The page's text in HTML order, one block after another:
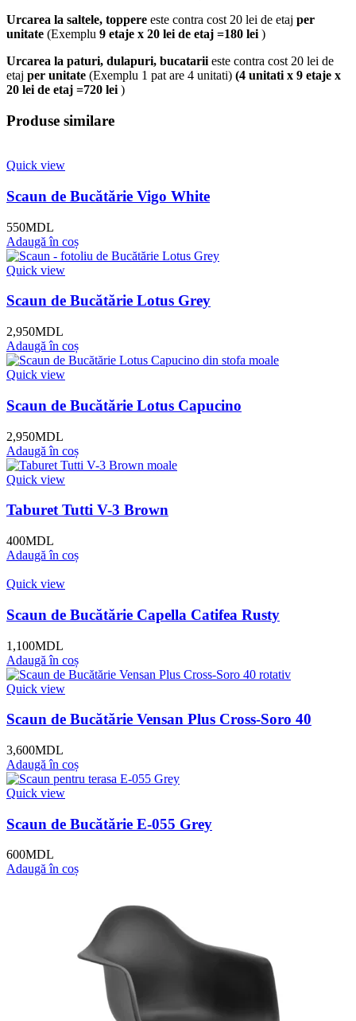
Urcarea la saltele, toppere este contra cost 20 lei de etaj per
unitate (Exemplu 9 etaje x 20 lei de etaj =180 lei )
Urcarea la paturi, dulapuri, bucatarii este contra cost 20 lei de
etaj per unitate (Exemplu 1 pat are 4 unitati) (4 unitati x 9 etaje x
20 lei de etaj =720 lei )
Produse similare
Quick view
Scaun de Bucătărie Vigo White
550MDL
Adaugă în coș
Quick view
Scaun de Bucătărie Lotus Grey
2,950MDL
Adaugă în coș
Quick view
Scaun de Bucătărie Lotus Capucino
2,950MDL
Adaugă în coș
Quick view
Taburet Tutti V-3 Brown
400MDL
Adaugă în coș
Quick view
Scaun de Bucătărie Capella Catifea Rusty
1,100MDL
Adaugă în coș
Quick view
Scaun de Bucătărie Vensan Plus Cross-Soro 40
3,600MDL
Adaugă în coș
Quick view
Scaun de Bucătărie E-055 Grey
600MDL
Adaugă în coș